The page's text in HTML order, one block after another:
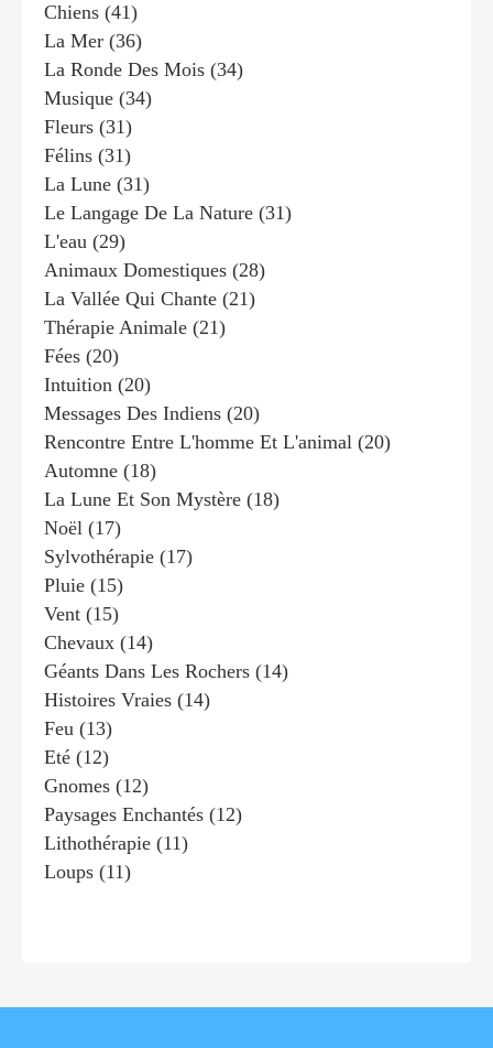
Chiens (41)
La Mer (36)
La Ronde Des Mois (34)
Musique (34)
Fleurs (31)
Félins (31)
La Lune (31)
Le Langage De La Nature (31)
L'eau (29)
Animaux Domestiques (28)
La Vallée Qui Chante (21)
Thérapie Animale (21)
Fées (20)
Intuition (20)
Messages Des Indiens (20)
Rencontre Entre L'homme Et L'animal (20)
Automne (18)
La Lune Et Son Mystère (18)
Noël (17)
Sylvothérapie (17)
Pluie (15)
Vent (15)
Chevaux (14)
Géants Dans Les Rochers (14)
Histoires Vraies (14)
Feu (13)
Eté (12)
Gnomes (12)
Paysages Enchantés (12)
Lithothérapie (11)
Loups (11)